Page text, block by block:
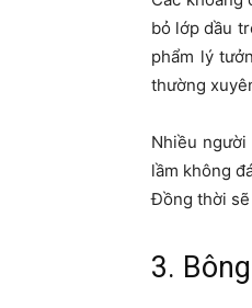
bỏ lớp dầu
phẩm lý
thường
Nhiều
lầm không
Đồng thời sẽ
3.